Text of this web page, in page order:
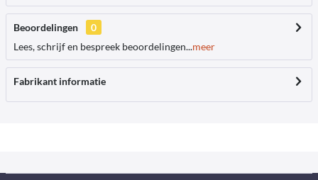
Beoordelingen
0
Lees, schrijf en bespreek beoordelingen...meer
Fabrikant informatie